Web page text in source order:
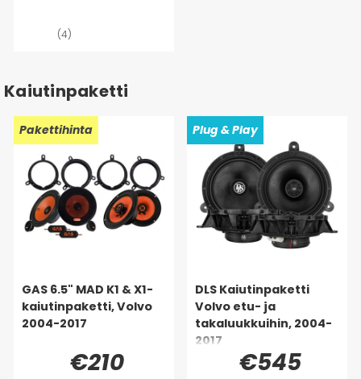
(4)
Kaiutinpaketti
Pakettihinta
GAS 6.5" MAD K1 & X1-
kaiutinpaketti, Volvo
2004-2017
€210
Plug & Play
DLS Kaiutinpaketti
Volvo etu- ja
takaluukkuihin, 2004-
2017
€545